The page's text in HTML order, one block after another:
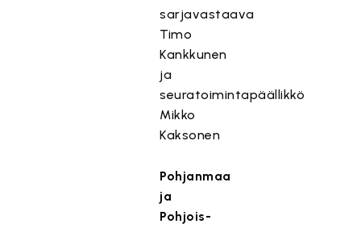
sarjavastaava
Timo
Kankkunen
ja
seuratoimintapäällikkö
Mikko
Kaksonen
Pohjanmaa
ja
Pohjois-